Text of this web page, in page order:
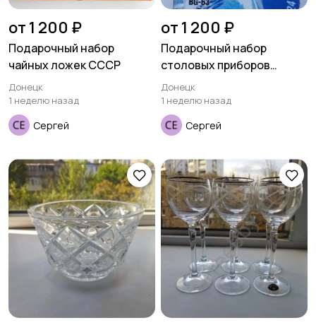
от 1 200 ₽
Подарочный набор
чайных ложек СССР
Донецк
1 неделю назад
Сергей
от 1 200 ₽
Подарочный набор
столовых приборов
BERGNER
Донецк
1 неделю назад
Сергей